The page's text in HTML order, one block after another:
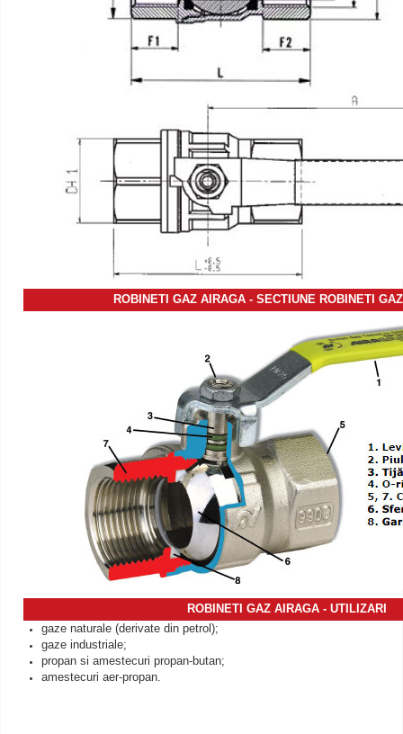
ROBINETI GAZ AIRAGA - SECTIUNE ROBINETI
ROBINETI GAZ AIRAGA - UTILIZARI
gaze naturale (derivate din petrol);
gaze industriale;
propan si amestecuri propan-butan;
amestecuri aer-propan.